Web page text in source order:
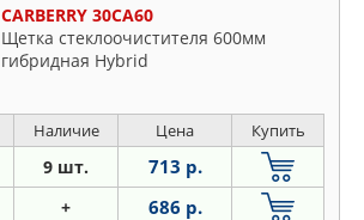
CARBERRY 30CA60
Щетка стеклоочистителя 600мм
гибридная Hybrid
Наличие Цена Купить
9 шт. 713 р.
+ 686 р.